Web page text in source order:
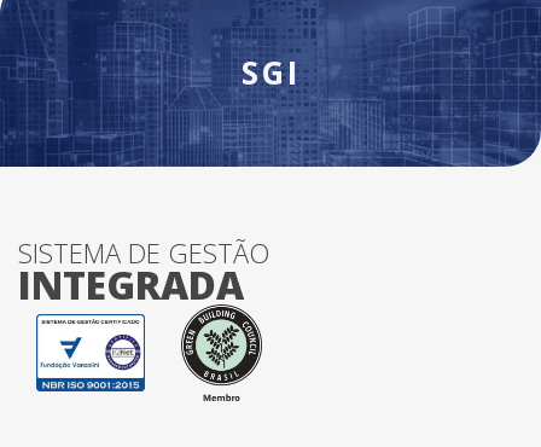
SGI
SISTEMA DE GESTÃO
INTEGRADA